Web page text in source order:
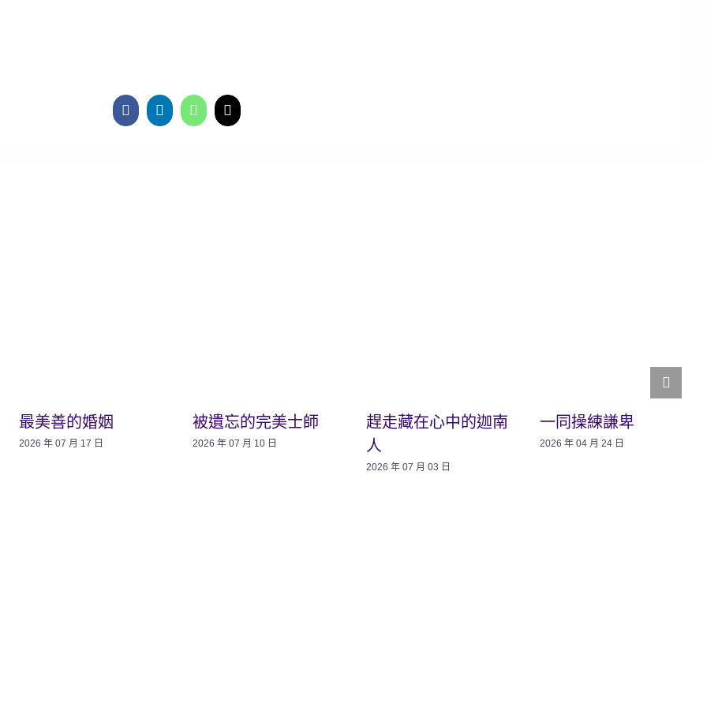
最美善的婚姻
2026 年 07 月 17 日
被遺忘的完美士師
2026 年 07 月 10 日
趕走藏在心中的迦南
人
2026 年 07 月 03 日
一同操練謙卑
2026 年 04 月 24 日